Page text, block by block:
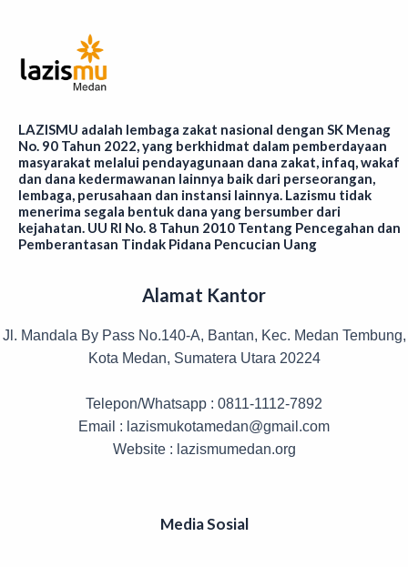
LAZISMU adalah lembaga zakat nasional dengan SK Menag
No. 90 Tahun 2022, yang berkhidmat dalam pemberdayaan
masyarakat melalui pendayagunaan dana zakat, infaq, wakaf
dan dana kedermawanan lainnya baik dari perseorangan,
lembaga, perusahaan dan instansi lainnya. Lazismu tidak
menerima segala bentuk dana yang bersumber dari
kejahatan. UU RI No. 8 Tahun 2010 Tentang Pencegahan dan
Pemberantasan Tindak Pidana Pencucian Uang
Alamat Kantor
Jl. Mandala By Pass No.140-A, Bantan, Kec. Medan Tembung,
Kota Medan, Sumatera Utara 20224
Telepon/Whatsapp : 0811-1112-7892
Email : lazismukotamedan@gmail.com
Website : lazismumedan.org
Media Sosial